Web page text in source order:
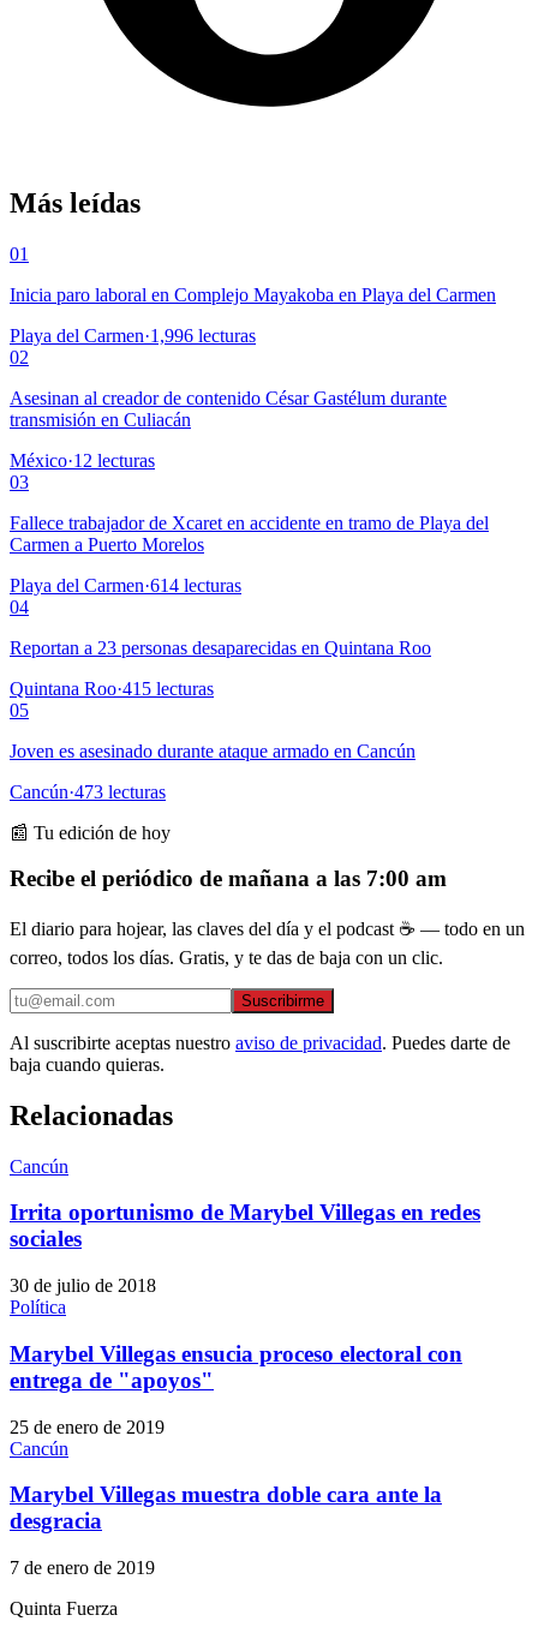
Más leídas
01
Inicia paro laboral en Complejo Mayakoba en Playa del Carmen
Playa del Carmen·1,996 lecturas
02
Asesinan al creador de contenido César Gastélum durante
transmisión en Culiacán
México·12 lecturas
03
Fallece trabajador de Xcaret en accidente en tramo de Playa del
Carmen a Puerto Morelos
Playa del Carmen·614 lecturas
04
Reportan a 23 personas desaparecidas en Quintana Roo
Quintana Roo·415 lecturas
05
Joven es asesinado durante ataque armado en Cancún
Cancún·473 lecturas
📰 Tu edición de hoy
Recibe el periódico de mañana a las 7:00 am
El diario para hojear, las claves del día y el podcast ☕ — todo en un
correo, todos los días. Gratis, y te das de baja con un clic.
Suscribirme
Al suscribirte aceptas nuestro aviso de privacidad. Puedes darte de
baja cuando quieras.
Relacionadas
Cancún
Irrita oportunismo de Marybel Villegas en redes
sociales
30 de julio de 2018
Política
Marybel Villegas ensucia proceso electoral con
entrega de "apoyos"
25 de enero de 2019
Cancún
Marybel Villegas muestra doble cara ante la
desgracia
7 de enero de 2019
Quinta Fuerza